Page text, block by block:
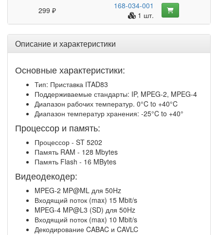
299 ₽
168-034-001
1 шт.
Описание и характеристики
Основные характеристики:
Тип: Приставка ITAD83
Поддерживаемые стандарты: IP, MPEG-2, MPEG-4
Диапазон рабочих температур. 0°C to +40°C
Диапазон температур хранения: -25°C to +40°
Процессор и память:
Процессор - ST 5202
Память RAM - 128 Mbytes
Память Flash - 16 MBytes
Видеодекодер:
MPEG-2 MP@ML для 50Hz
Входящий поток (max) 15 Mbit/s
MPEG-4 MP@L3 (SD) для 50Hz
Входящий поток (max) 10 Mbit/s
Декодирование CABAC и CAVLC